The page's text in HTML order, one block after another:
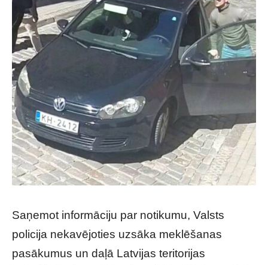
Saņemot informāciju par notikumu, Valsts
policija nekavējoties uzsāka meklēšanas
pasākumus un daļā Latvijas teritorijas